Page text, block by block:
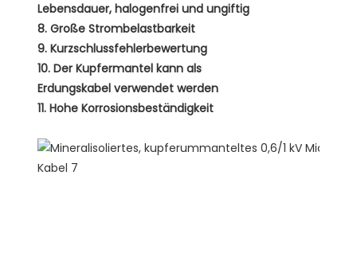
Lebensdauer, halogenfrei und ungiftig
8. Große Strombelastbarkeit
9. Kurzschlussfehlerbewertung
10. Der Kupfermantel kann als
Erdungskabel verwendet werden
11. Hohe Korrosionsbeständigkeit